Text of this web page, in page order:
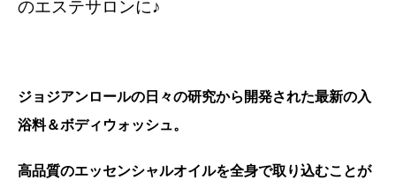
のエステサロンに♪
ジョジアンロールの日々の研究から開発された最新の入
浴料＆ボディウォッシュ。
高品質のエッセンシャルオイルを全身で取り込むことが